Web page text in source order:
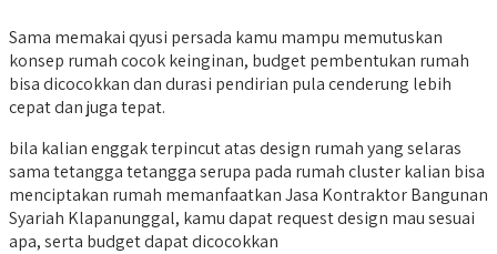
Sama memakai qyusi persada kamu mampu memutuskan
konsep rumah cocok keinginan, budget pembentukan rumah
bisa dicocokkan dan durasi pendirian pula cenderung lebih
cepat dan juga tepat.
bila kalian enggak terpincut atas design rumah yang selaras
sama tetangga tetangga serupa pada rumah cluster kalian bisa
menciptakan rumah memanfaatkan Jasa Kontraktor Bangunan
Syariah Klapanunggal, kamu dapat request design mau sesuai
apa, serta budget dapat dicocokkan